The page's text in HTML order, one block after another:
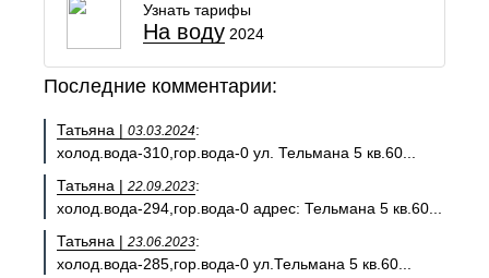
Узнать тарифы
На воду 2024
Последние комментарии:
Татьяна | 03.03.2024:
холод.вода-310,гор.вода-0 ул. Тельмана 5 кв.60...
Татьяна | 22.09.2023:
холод.вода-294,гор.вода-0 адрес: Тельмана 5 кв.60...
Татьяна | 23.06.2023:
холод.вода-285,гор.вода-0 ул.Тельмана 5 кв.60...